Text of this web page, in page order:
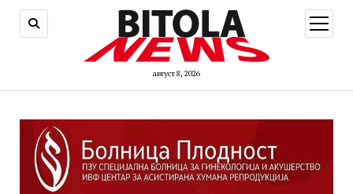
август 8, 2026
open
menu